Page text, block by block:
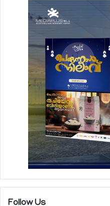
Follow Us